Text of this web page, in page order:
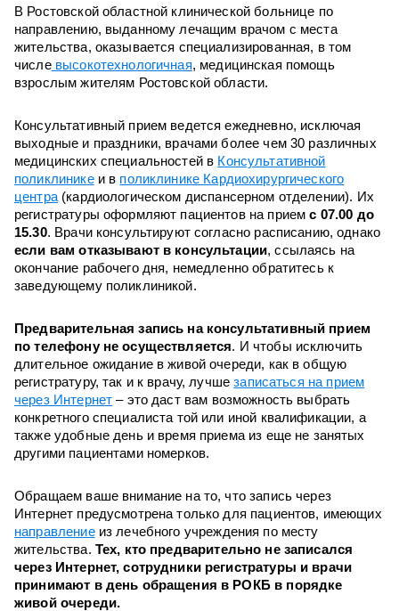
В Ростовской областной клинической больнице по
направлению, выданному лечащим врачом с места
жительства, оказывается специализированная, в том
числевысокотехнологичная, медицинская помощь
взрослым жителям Ростовской области.
Консультативный прием ведется ежедневно, исключая
выходные и праздники, врачами более чем 30 различных
медицинских специальностей в Консультативной
поликлиникеи в поликлинике Кардиохирургического
центра(кардиологическом диспансерном отделении). Их
регистратуры оформляют пациентов на приемс 07.00 до
15.30. Врачи консультируют согласно расписанию, однако
если вам отказывают в консультации, ссылаясь на
окончание рабочего дня, немедленно обратитесь к
заведующему поликлиникой.
Предварительная запись на консультативный прием
по телефону не осуществляется. И чтобы исключить
длительное ожидание в живой очереди, как в общую
регистратуру, так и к врачу, лучшезаписаться на прием
через Интернет – это даст вам возможность выбрать
конкретного специалиста той или иной квалификации, а
также удобные день и время приема из еще не занятых
другими пациентами номерков.
Обращаем ваше внимание на то, что запись через
Интернет предусмотрена только для пациентов, имеющих
направлениеиз лечебного учреждения по месту
жительства. Тех, кто предварительно не записался
через Интернет, сотрудники регистратуры и врачи
принимают в день обращения в РОКБ в порядке
живой очереди.